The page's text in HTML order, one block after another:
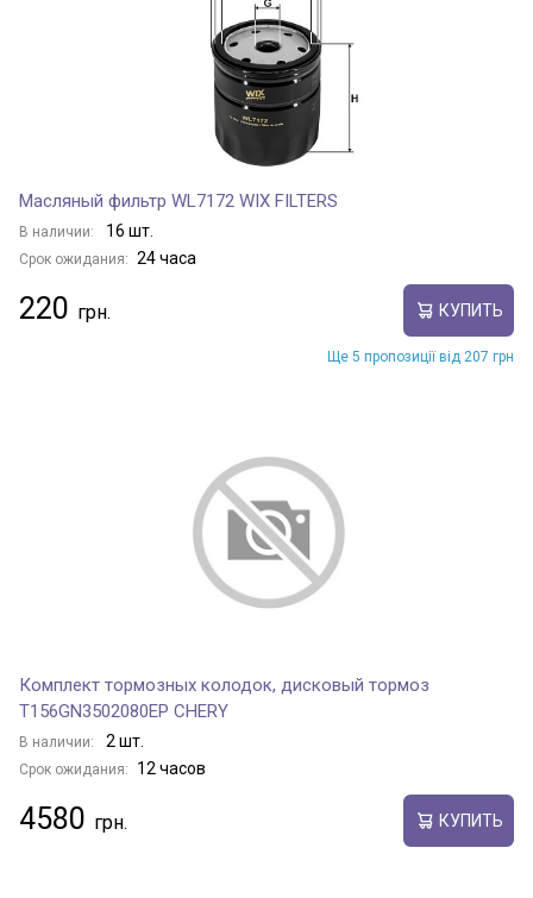
Масляный фильтр WL7172 WIX FILTERS
В наличии: 16 шт.
Срок ожидания: 24 часа
220 КУПИТЬ
Ще 5 пропозиції від 207 грн
Комплект тормозных колодок, дисковый тормоз
T156GN3502080EP CHERY
В наличии: 2 шт.
Срок ожидания: 12 часов
4580 КУПИТЬ